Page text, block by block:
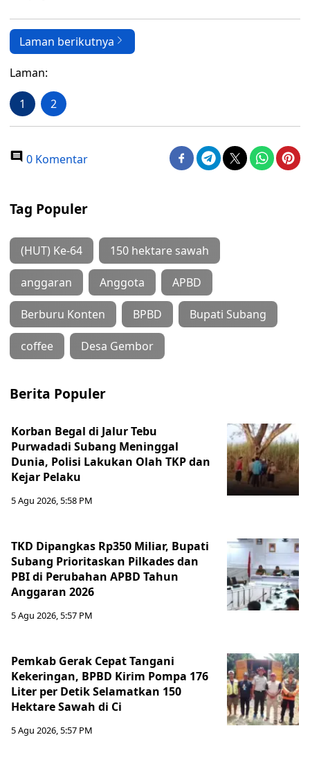
Laman berikutnya
Laman:
1 2
0 Komentar
Tag Populer
(HUT) Ke-64 150 hektare sawah
anggaran Anggota APBD
Berburu Konten BPBD Bupati Subang
coffee Desa Gembor
Berita Populer
Korban Begal di Jalur Tebu
Purwadadi Subang Meninggal
Dunia, Polisi Lakukan Olah TKP dan
Kejar Pelaku
5 Agu 2026, 5:58 PM
TKD Dipangkas Rp350 Miliar, Bupati
Subang Prioritaskan Pilkades dan
PBI di Perubahan APBD Tahun
Anggaran 2026
5 Agu 2026, 5:57 PM
Pemkab Gerak Cepat Tangani
Kekeringan, BPBD Kirim Pompa 176
Liter per Detik Selamatkan 150
Hektare Sawah di Ci
5 Agu 2026, 5:57 PM